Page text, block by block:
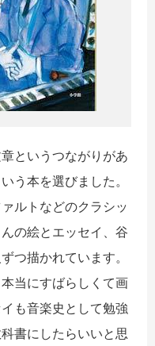
というつながりがあ
う本を選びました。
ルトなどのクラシッ
の絵とエッセイ、 谷
ずつ描かれています。
当にすばらしくて画
も音楽史として勉強
書にしたらいいと思